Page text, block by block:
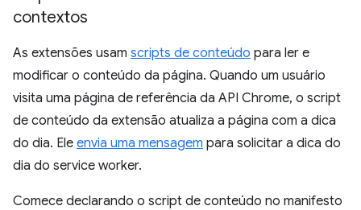
contextos
As extensões usam scripts de conteúdo para ler e
modificar o conteúdo da página. Quando um usuário
visita uma página de referência da API Chrome, o script
de conteúdo da extensão atualiza a página com a dica
do dia. Ele envia uma mensagem para solicitar a dica do
dia do service worker.
Comece declarando o script de conteúdo no manifesto